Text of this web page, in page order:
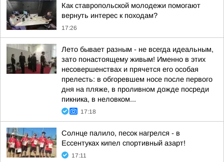
Как ставропольской молодежи помогают
вернуть интерес к походам?
17:26
Лето бывает разным - не всегда идеальным,
зато понастоящему живым! Именно в этих
несовершенствах и прячется его особая
прелесть: в обгоревшем носе после первого
дня на пляже, в проливном дожде посреди
пикника, в неловком...
17:18
Солнце палило, песок нагрелся - в
Ессентуках кипел спортивный азарт!
17:11